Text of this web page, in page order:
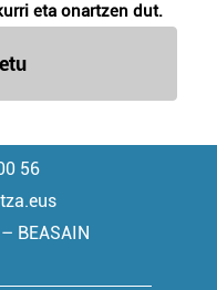
eta onartzen dut.
56
BEASAIN